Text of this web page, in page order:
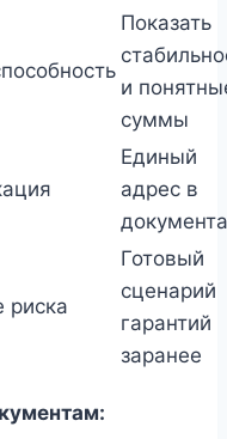
Показать
и
суммы
Единый
адрес в
риска
Готовый
сценарий
гарантий
заранее